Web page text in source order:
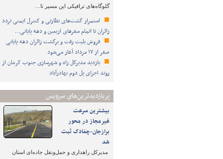
گلوگاه‌های ترافیکی این مسیر تا…
استمرار گشت‌های نظارتی و کنترل ایمنی تردد
زائران تا اتمام سفرهای اربعین و دهه پایانی…
فروش بلیت رفت و برگشت زائران دهه پایانی
صفر از ۱۷ مرداد آغاز می‌شود
بازدید مدیرکل راه و شهرسازی جنوب کرمان از
روند اجرای پل دوم بهادرآباد
پربازدیدترین‌های سرویس
بیشترین سرعت
غیرمجاز در محور
برازجان-چغادک ثبت
شد
مدیرکل راهداری و حمل‌ونقل جاده‌ای استان